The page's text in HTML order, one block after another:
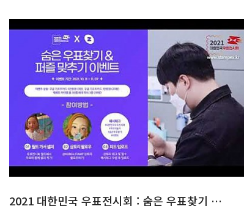
2021 대한민국 우표전시회 : 숨은 우표찾기 & 퍼즐맞추기